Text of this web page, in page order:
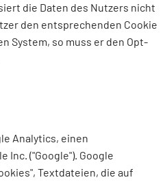
die Daten des Nutzers nicht
den entsprechenden Cookie
System, so muss er den Opt-
Analytics, einen
Inc. ("Google"). Google
Textdateien, die auf